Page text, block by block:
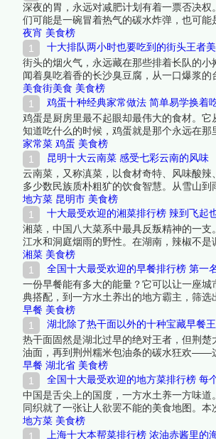
深夜的胃，永远对减肥计划有着一票否决
们可能是一碗冒着热气的碳水炸弹，也可
只是热量，更是对自己一天辛苦最真诚的
夜宵 美食榜
十大排队两小时也要吃到的街头王者
街头的烟火气，永远藏在那些排着长队的
闻着臭吃着香的长沙臭豆腐，从一口爆浆
队，咬下第一口时那种直冲天灵盖的满足
美食街美食 美食榜
鸡蛋十种经典家常做法 简单易学换着
鸡蛋是厨房里最不起眼却最伟大的食材。
知道吃什么的时候，鸡蛋就是那个永远在
二遍菜谱，却好吃到可以吃一辈子。下面跟
家常菜 鸡蛋 美食榜
昆明十大云南菜 感受七彩云南的风味
云南菜，又称滇菜，以食材奇特、风味酸
多少数民族质朴粗犷的饮食智慧。从雪山到
子、昆虫入馔，调味不离酸、辣、香、鲜，
地方菜 昆明市 美食榜
十大最受欢迎的湘菜排行榜 辣到飞起
湘菜，中国八大菜系中最具反叛精神的一
江水和洞庭烟雨的野性。在湖南，辣椒不
变成让人额头冒汗、嘴唇发麻却完全停不
来看看详细名单吧！
湘菜 美食榜
全国十大最受欢迎的早餐排行榜 第一
一份早餐能有多大的能量？它可以让一座
典搭配，到一方水土养出的地方霸主，筛
子成为了整座城市的开机键。排名经过普
吧！
早餐 美食榜
湖北除了热干面以外的十种宝藏早餐
热干面固然是湖北过早的绝对王者，但荆
油面，再到荆州糯米包油条的碳水狂欢——
了。下面跟着榜中榜编辑一起来看看详细名
早餐 湖北省 美食榜
全国十大最受欢迎的地方菜排行榜 每
中国是舌尖上的国度，一方水土养一方味
同织就了一张让人欲罢不能的美食地图。本
下面跟着榜中榜编辑一起来看看详细名单吧！
地方菜 美食榜
上海十大本帮菜排行榜 浓油赤酱里的